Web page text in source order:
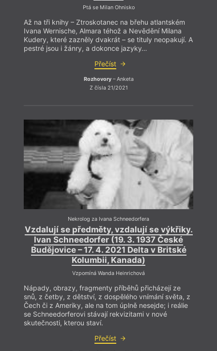
Ptá se Milan Ohnisko
Až na tři knihy – Ztroskotanec na břehu atlantském
Ivana Wernische, Almara téhož a Nevědění Milana
Kudery, které zazněly dvakrát – se tituly neopakují. A
pestré jsou i žánry, a dokonce jazyky…
Přečíst
Rozhovory– Anketa
Z čísla 21/2021
Nekrolog za Ivana Schneedorfera
Vzdalují se předměty, vzdalují se výkřiky.
Ivan Schneedorfer (19. 3. 1937 České
Budějovice – 17. 4. 2021 Delta v Britské
Kolumbii, Kanada)
Vzpomíná Wanda Heinrichová
Nápady, obrazy, fragmenty příběhů přicházejí ze
snů, z četby, z dětství, z dospělého vnímání světa, z
Čech či z Ameriky, ale na tom úplně nesejde; i reálie
se Schneedorferovi stávají rekvizitami v nové
skutečnosti, kterou staví.
Přečíst